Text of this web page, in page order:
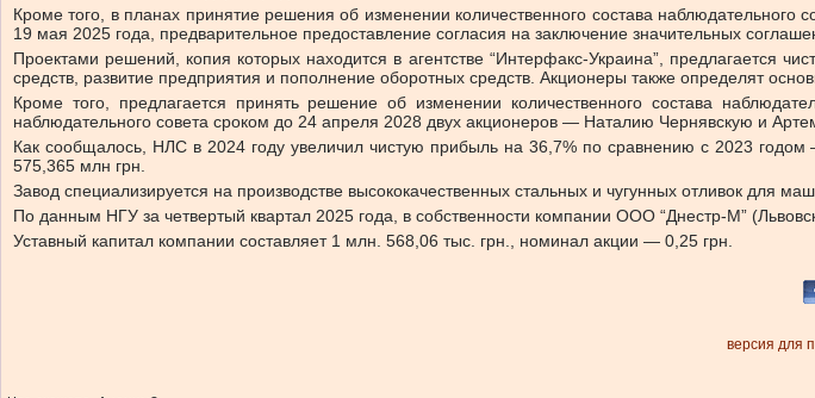
Кроме того, в планах принятие решения об изменении количественного состава
19 мая 2025 года, предварительное предоставление согласия на заключение значительных
Проектами решений, копия которых находится в агентстве “Интерфакс-Украина”, предлагается
средств, развитие предприятия и пополнение оборотных средств. Акционеры также определят
Кроме того, предлагается принять решение об изменении количественного состава
наблюдательного совета сроком до 24 апреля 2028 двух акционеров — Наталию Чернявскую и
Как сообщалось, НЛС в 2024 году увеличил чистую прибыль на 36,7% по сравнению с 2023
575,365 млн грн.
Завод специализируется на производстве высококачественных стальных и чугунных отливок для
По данным НГУ за четвертый квартал 2025 года, в собственности компании ООО “Днестр-М”
Уставный капитал компании составляет 1 млн. 568,06 тыс. грн., номинал акции — 0,25 грн.
версия для